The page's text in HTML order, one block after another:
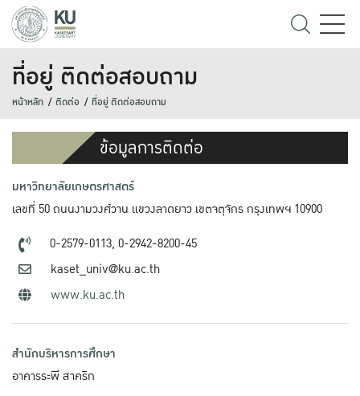
ที่อยู่ ติดต่อสอบถาม
หน้าหลัก ติดต่อ ที่อยู่ ติดต่อสอบถาม
ข้อมูลการติดต่อ
มหาวิทยาลัยเกษตรศาสตร์
เลขที่ 50 ถนนงามวงศ์วาน แขวงลาดยาว เขตจตุจักร กรุงเทพฯ 10900
0-2579-0113, 0-2942-8200-45
kaset_univ@ku.ac.th
www.ku.ac.th
สำนักบริหารการศึกษา
อาคารระพี สาคริก